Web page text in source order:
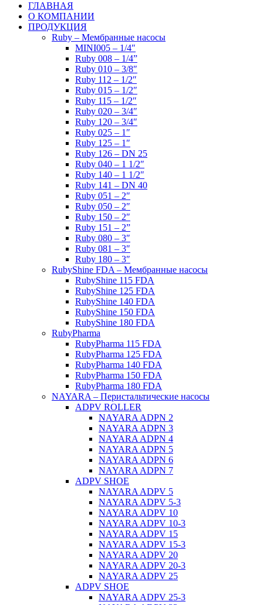
ГЛАВНАЯ
О КОМПАНИИ
ПРОДУКЦИЯ
Ruby – Мембранные насосы
MINI005 – 1/4″
Ruby 008 – 1/4”
Ruby 010 – 3/8″
Ruby 112 – 1/2″
Ruby 015 – 1/2″
Ruby 115 – 1/2″
Ruby 020 – 3/4″
Ruby 120 – 3/4″
Ruby 025 – 1″
Ruby 125 – 1″
Ruby 126 – DN 25
Ruby 040 – 1 1/2″
Ruby 140 – 1 1/2″
Ruby 141 – DN 40
Ruby 051 – 2″
Ruby 050 – 2″
Ruby 150 – 2″
Ruby 151 – 2”
Ruby 080 – 3″
Ruby 081 – 3″
Ruby 180 – 3″
RubyShine FDA – Мембранные насосы
RubyShine 115 FDA
RubyShine 125 FDA
RubyShine 140 FDA
RubyShine 150 FDA
RubyShine 180 FDA
RubyPharma
RubyPharma 115 FDA
RubyPharma 125 FDA
RubyPharma 140 FDA
RubyPharma 150 FDA
RubyPharma 180 FDA
NAYARA – Перистальтические насосы
ADPV ROLLER
NAYARA ADPN 2
NAYARA ADPN 3
NAYARA ADPN 4
NAYARA ADPN 5
NAYARA ADPN 6
NAYARA ADPN 7
ADPV SHOE
ΝAYARA ADPV 5
NAYARA ADPV 5-3
NAYARA ADPV 10
NAYARA ADPV 10-3
NAYARA ADPV 15
NAYARA ADPV 15-3
NAYARA ADPV 20
NAYARA ADPV 20-3
NAYARA ADPV 25
ADPV SHOE
NAYARA ADPV 25-3